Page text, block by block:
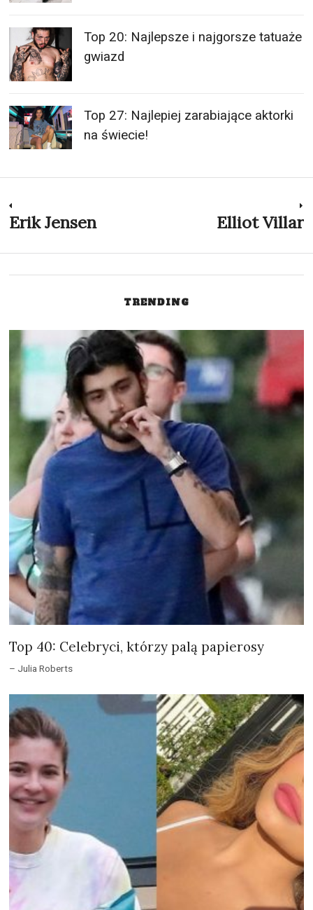
Top 20: Najlepsze i najgorsze tatuaże
gwiazd
Top 27: Najlepiej zarabiające aktorki
na świecie!
Nawigacja
wpisu
Previous
Erik Jensen Elliot Villar
TRENDING
Top 40: Celebryci, którzy palą papierosy
– Julia Roberts